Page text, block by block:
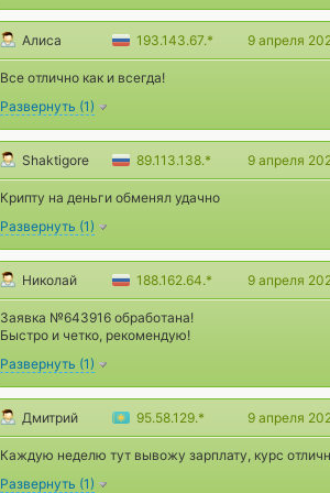
Алиса 193.143.67.* 9 апреля
Все отлично как и всегда!
Развернуть (1)
Shaktigore 89.113.138.* 9 апреля
Крипту на деньги обменял удачно
Развернуть (1)
Николай 188.162.64.* 9 апреля
Заявка №643916 обработана!
Быстро и четко, рекомендую!
Развернуть (1)
Дмитрий 95.58.129.* 9 апреля
Каждую неделю тут вывожу зарплату, курс
Развернуть (1)